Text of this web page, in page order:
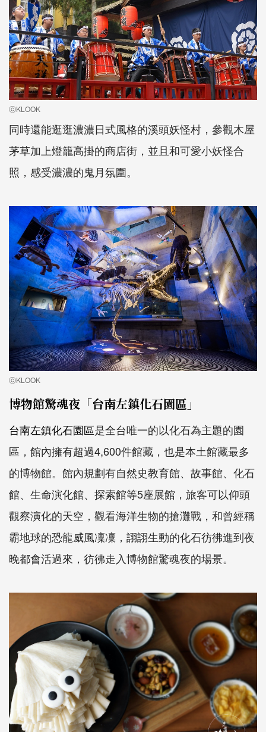
ⓒKLOOK
同時還能逛逛濃濃日式風格的溪頭妖怪村，參觀木屋
茅草加上燈籠高掛的商店街，並且和可愛小妖怪合
照，感受濃濃的鬼月氛圍。
ⓒKLOOK
博物館驚魂夜「台南左鎮化石園區」
台南左鎮化石園區是全台唯一的以化石為主題的園
區，館內擁有超過4,600件館藏，也是本土館藏最多
的博物館。館內規劃有自然史教育館、故事館、化石
館、生命演化館、探索館等5座展館，旅客可以仰頭
觀察演化的天空，觀看海洋生物的搶灘戰，和曾經稱
霸地球的恐龍威風凜凜，詡詡生動的化石彷彿進到夜
晚都會活過來，彷彿走入博物館驚魂夜的場景。